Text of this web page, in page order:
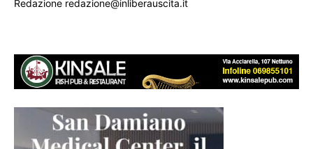
Redazione redazione@inliberauscita.it